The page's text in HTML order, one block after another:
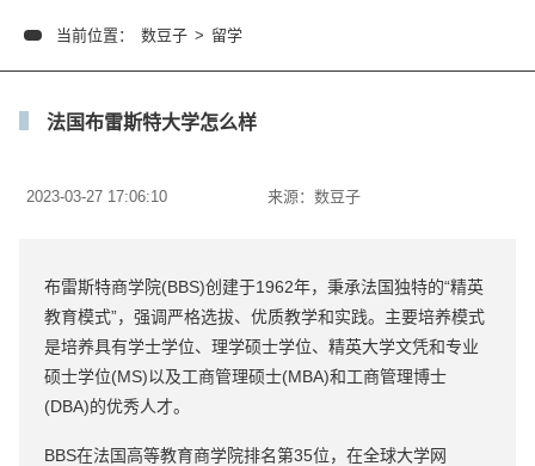
当前位置： 数豆子 > 留学
法国布雷斯特大学怎么样
2023-03-27 17:06:10 来源： 数豆子
布雷斯特商学院(BBS)创建于1962年，秉承法国独特的“精英
教育模式”，强调严格选拔、优质教学和实践。主要培养模式
是培养具有学士学位、理学硕士学位、精英大学文凭和专业
硕士学位(MS)以及工商管理硕士(MBA)和工商管理博士
(DBA)的优秀人才。
BBS在法国高等教育商学院排名第35位，在全球大学网